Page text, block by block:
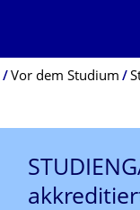
Vor dem Studium